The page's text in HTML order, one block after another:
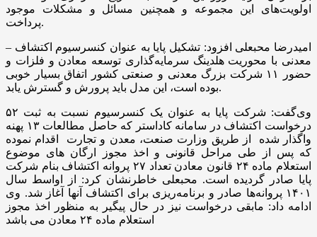
اولویت‌های این مجموعه و همچنین مسائل و مشکلات موجود
پرداخت.
امیدرضا محبعلی افزود: تشکیل پایا به عنوان کنسرسیوم اکتشاف –
معدنی با محوریت هلدینگ سرمایه‌گذاری توسعه معادن و فلزات و
حضور ۱۱ شرکت بزرگ معدنی و صنعتی کشور اتفاق بسیار خوبی
بوده است، این مدل باید پرورش و گسترش یابد.
وی‌گفت: شرکت پایا به عنوان یک کنسرسیوم نسبت به ثبت ۵۲
درخواست اکتشاف در سامانه کاداستر که حاصل مطالعات ۱۳ پهنه
واگذار شده از طریق وزارت صنعت، معدن و تجارت اقدام نموده
که پس از طی مراحل قانونی و اخذ مجوز ارگان های موضوع
استعلام ماده ۲۴ قانون معادن تعداد ۲۷ پروانه اکتشاف بنام شرکت
پایا صادر گردیده است. محبعلی خاطرنشان کرد: از اواسط سال
۱۴۰۱ پروانه‌ها صادر و برنامه‌ریزی برای اکتشاف آنها آغاز شد. وی
ادامه داد: مابقی درخواست نیز در حال پیگیر به منظور اخذ مجوز
استعلام ماده ۲۴ معادن می باشد